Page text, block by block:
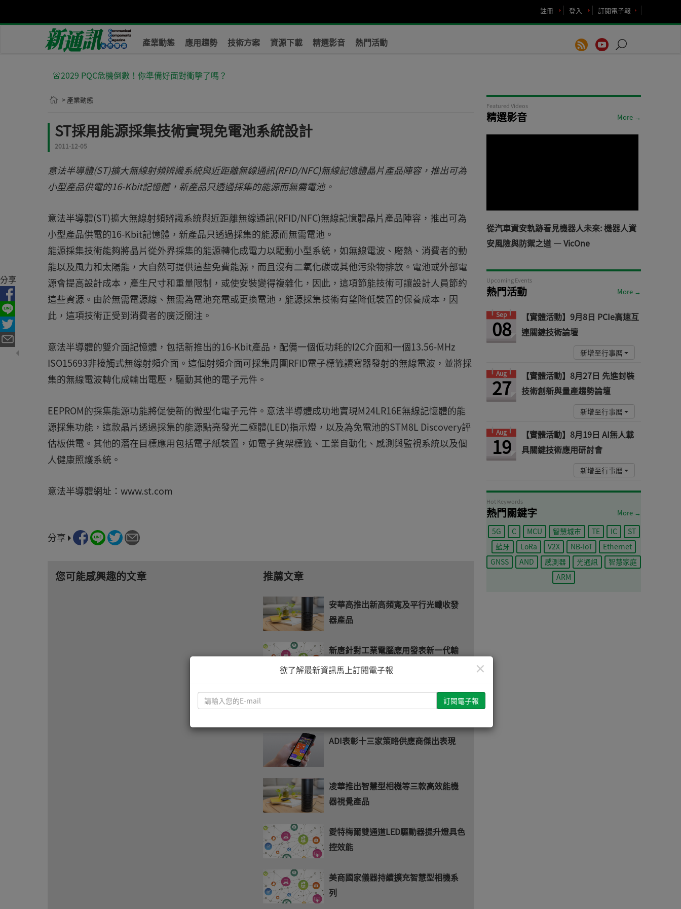
訂閱電子報
登入
註冊
產業動態 應用趨勢 技術方案 資源下載 精選影音 熱門活動
🚨2029 PQC危機倒數！你準備好面對衝擊了嗎？
> 產業動態
ST採用能源採集技術實現免電池系統設計
2011-12-05
意法半導體(ST)擴大無線射頻辨識系統與近距離無線通訊(RFID/NFC)無線記憶體晶片產品陣容，推出可為
小型產品供電的16-Kbit記憶體，新產品只透過採集的能源而無需電池。
意法半導體(ST)擴大無線射頻辨識系統與近距離無線通訊(RFID/NFC)無線記憶體晶片產品陣容，推出可為
小型產品供電的16-Kbit記憶體，新產品只透過採集的能源而無需電池。
能源採集技術能夠將晶片從外界採集的能源轉化成電力以驅動小型系統，如無線電波、廢熱、消費者的動
能以及風力和太陽能，大自然可提供這些免費能源，而且沒有二氧化碳或其他污染物排放。電池或外部電
源會提高設計成本，產生尺寸和重量限制，或使安裝變得複雜化，因此，這項節能技術可讓設計人員節約
這些資源。由於無需電源線、無需為電池充電或更換電池，能源採集技術有望降低裝置的保養成本，因
此，這項技術正受到消費者的廣泛關注。
意法半導體的雙介面記憶體，包括新推出的16-Kbit產品，配備一個低功耗的I2C介面和一個13.56-MHz
ISO15693非接觸式無線射頻介面。這個射頻介面可採集周圍RFID電子標籤讀寫器發射的無線電波，並將採
集的無線電波轉化成輸出電壓，驅動其他的電子元件。
EEPROM的採集能源功能將促使新的微型化電子元件。意法半導體成功地實現M24LR16E無線記憶體的能
源採集功能，這款晶片透過採集的能源點亮發光二極體(LED)指示燈，以及為免電池的STM8L Discovery評
估板供電。其他的潛在目標應用包括電子紙裝置，如電子貨架標籤、工業自動化、感測與監視系統以及個
人健康照護系統。
意法半導體網址：www.st.com
分享
您可能感興趣的文章 推薦文章
安華高推出新高頻寬及平行光纖收發
器產品
新唐針對工業電腦應用發表新一代輸
出/輸入晶片
搶攻入門型手機市場 Silicon Labs量產
AeroFONE
ADI表彰十三家策略供應商傑出表現
凌華推出智慧型相機等三款高效能機
器視覺產品
愛特梅爾雙通道LED驅動器提升燈具色
控效能
美商國家儀器持續擴充智慧型相機系
列
Featured Videos
精選影音 More →
從汽車資安軌跡看見機器人未來: 機器人資
安風險與防禦之道 — VicOne
Upcoming Events
熱門活動 More →
Sep
08
【實體活動】9月8日 PCIe高速互
連關鍵技術論壇
新增至行事曆
Aug
27
【實體活動】8月27日 先進封裝
技術創新與量產趨勢論壇
新增至行事曆
Aug
19
【實體活動】8月19日 AI無人載
具關鍵技術應用研討會
新增至行事曆
Hot Keywords
熱門關鍵字 More →
5G C MCU 智慧城市 TE IC
ST
藍牙
LoRa V2X NB-IoT
Ethernet
GNSS
AND 感測器 光通訊
智慧家庭
ARM
分享
×
欲了解最新資訊馬上訂閱電子報
輸
您
的